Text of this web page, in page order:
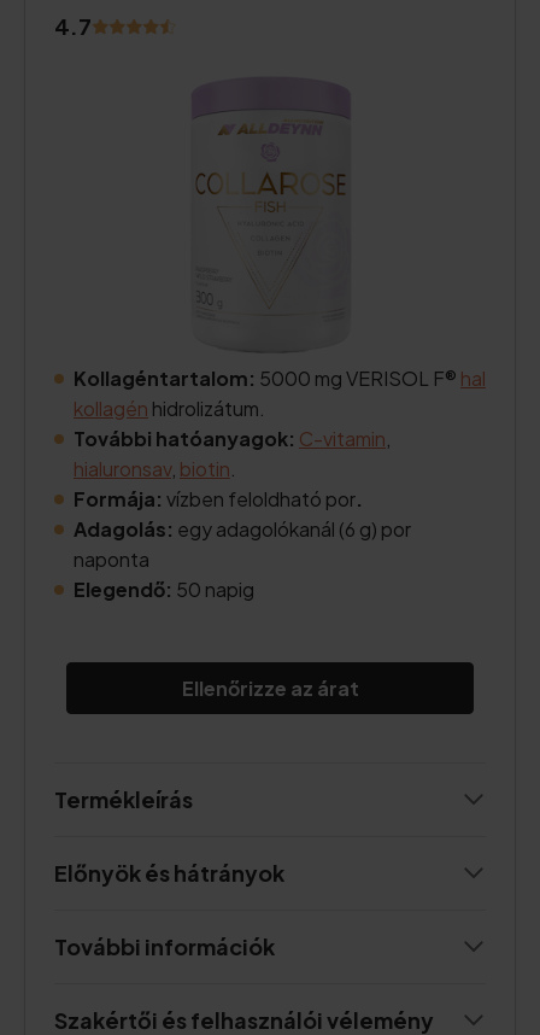
4.7
Kollagéntartalom: 5000 mg VERISOL F® hal
kollagén hidrolizátum.
További hatóanyagok: C-vitamin
hialuronsav, biotin
Formája: vízben feloldható por.
Adagolás: egy adagolókanál (6 g) por
naponta
Elegendő: 50 napig
Ellenőrizze az árat
Termékleírás
Előnyök és hátrányok
További információk
Szakértői és felhasználói vélemény